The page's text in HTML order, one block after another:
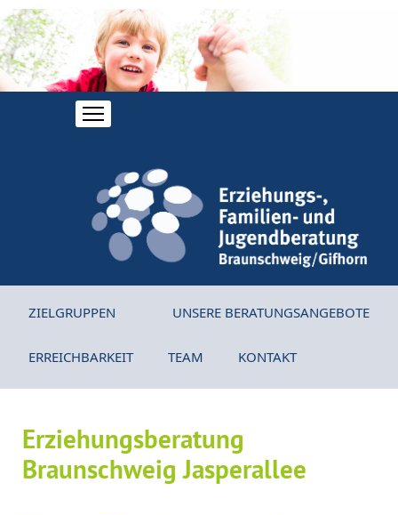
ZIELGRUPPEN UNSERE BERATUNGSANGEBOTE
ERREICHBARKEIT TEAM KONTAKT
Erziehungsberatung
Braunschweig Jasperallee